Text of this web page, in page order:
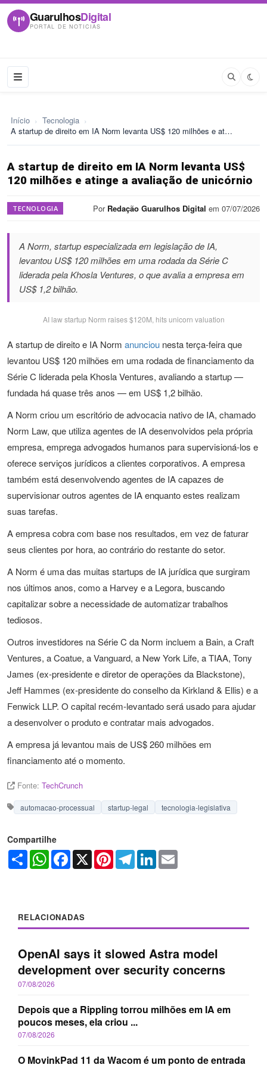
GuarulhosDigital
PORTAL DE NOTICIAS
Início › Tecnologia ›
A startup de direito em IA Norm levanta US$ 120 milhões e at…
A startup de direito em IA Norm levanta US$
120 milhões e atinge a avaliação de unicórnio
TECNOLOGIA Por Redação Guarulhos Digital em 07/07/2026
A Norm, startup especializada em legislação de IA,
levantou US$ 120 milhões em uma rodada da Série C
liderada pela Khosla Ventures, o que avalia a empresa em
US$ 1,2 bilhão.
AI law startup Norm raises $120M, hits unicorn valuation
A startup de direito e IA Norm anunciou nesta terça-feira que
levantou US$ 120 milhões em uma rodada de financiamento da
Série C liderada pela Khosla Ventures, avaliando a startup —
fundada há quase três anos — em US$ 1,2 bilhão.
A Norm criou um escritório de advocacia nativo de IA, chamado
Norm Law, que utiliza agentes de IA desenvolvidos pela própria
empresa, emprega advogados humanos para supervisioná-los e
oferece serviços jurídicos a clientes corporativos. A empresa
também está desenvolvendo agentes de IA capazes de
supervisionar outros agentes de IA enquanto estes realizam
suas tarefas.
A empresa cobra com base nos resultados, em vez de faturar
seus clientes por hora, ao contrário do restante do setor.
A Norm é uma das muitas startups de IA jurídica que surgiram
nos últimos anos, como a Harvey e a Legora, buscando
capitalizar sobre a necessidade de automatizar trabalhos
tediosos.
Outros investidores na Série C da Norm incluem a Bain, a Craft
Ventures, a Coatue, a Vanguard, a New York Life, a TIAA, Tony
James (ex-presidente e diretor de operações da Blackstone),
Jeff Hammes (ex-presidente do conselho da Kirkland & Ellis) e a
Fenwick LLP. O capital recém-levantado será usado para ajudar
a desenvolver o produto e contratar mais advogados.
A empresa já levantou mais de US$ 260 milhões em
financiamento até o momento.
Fonte: TechCrunch
automacao-processual startup-legal tecnologia-legislativa
Compartilhe
Share WhatsAppFacebook
X PinterestTelegramLinkedIn
RELACIONADAS
OpenAI says it slowed Astra model
development over security concerns
07/08/2026
Depois que a Rippling torrou milhões em IA em
poucos meses, ela criou ...
07/08/2026
O MovinkPad 11 da Wacom é um ponto de entrada